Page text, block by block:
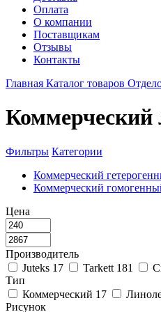
Оплата
О компании
Поставщикам
Отзывы
Контакты
Главная Каталог товаров
Коммерческий
Фильтры Категории
Коммерческий
Коммерческий
Цена
Производитель
Juteks 17 Tarkett 181
Тип
Коммерческий 17
Рисунок